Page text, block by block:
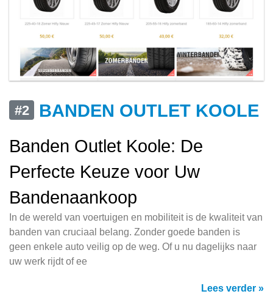
#2
BANDEN OUTLET KOOLE
Banden Outlet Koole: De
Perfecte Keuze voor Uw
Bandenaankoop
In de wereld van voertuigen en mobiliteit is de kwaliteit van
banden van cruciaal belang. Zonder goede banden is
geen enkele auto veilig op de weg. Of u nu dagelijks naar
uw werk rijdt of ee
Lees verder »